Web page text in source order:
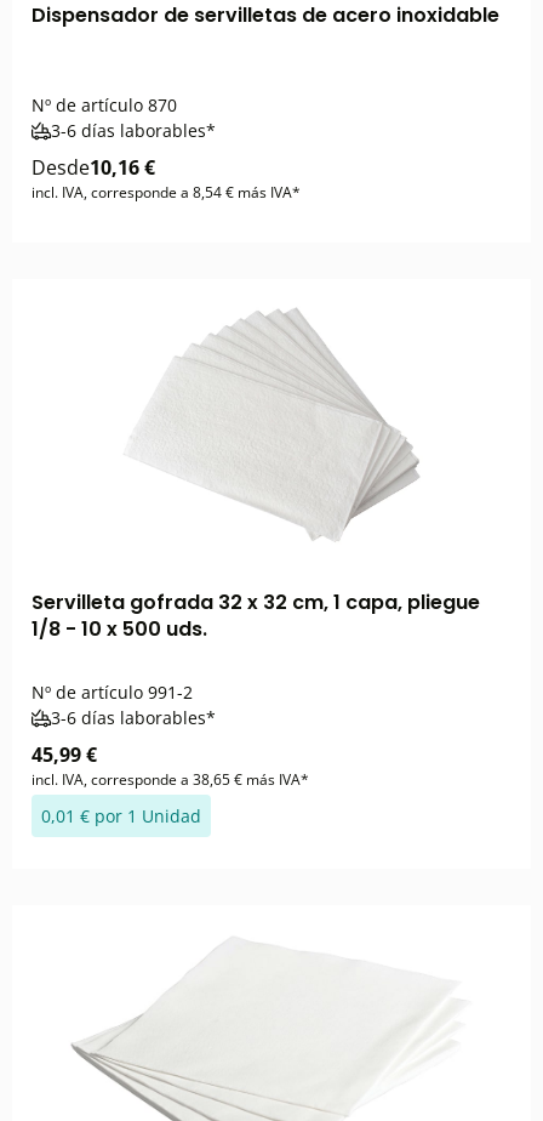
Dispensador de servilletas de acero inoxidable
Nº de artículo 870
3-6 días laborables*
Desde10,16 €
incl. IVA, corresponde a 8,54 € más IVA*
Servilleta gofrada 32 x 32 cm, 1 capa, pliegue
1/8 - 10 x 500 uds.
Nº de artículo 991-2
3-6 días laborables*
45,99 €
incl. IVA, corresponde a 38,65 € más IVA*
0,01 € por 1 Unidad